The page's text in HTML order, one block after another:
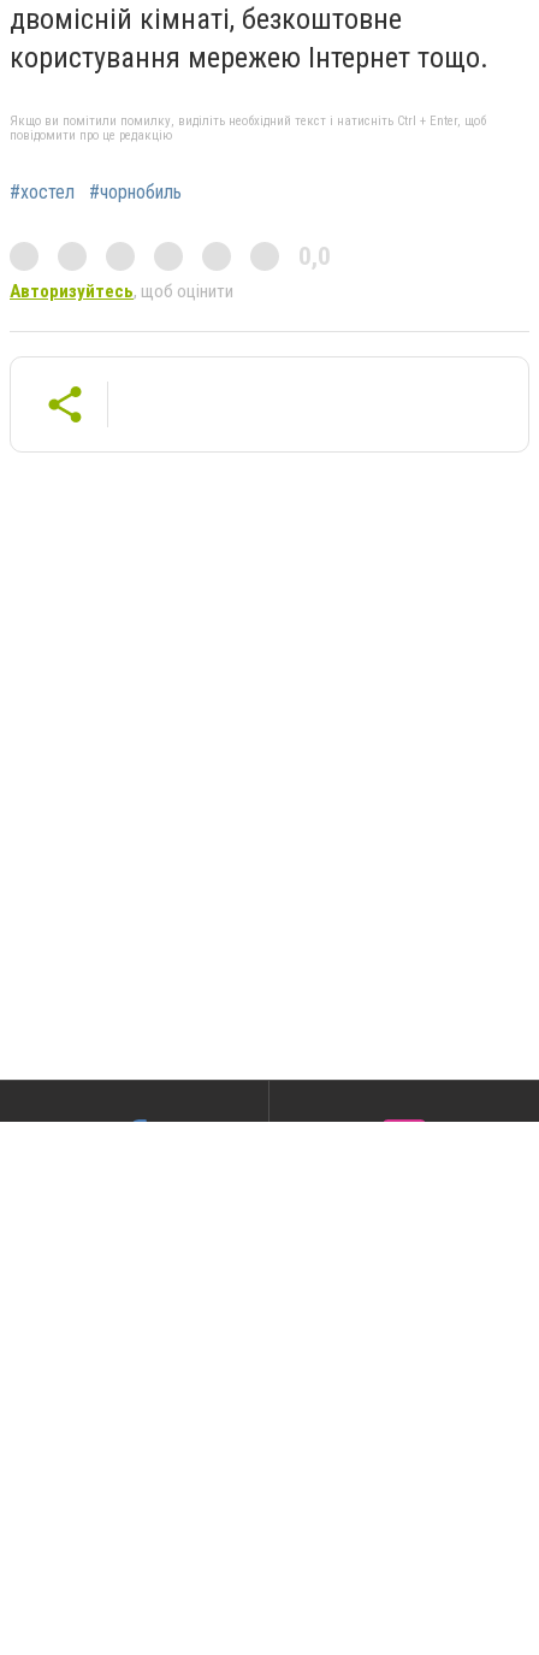
двомісній кімнаті, безкоштовне
користування мережею Інтернет тощо.
Якщо ви помітили помилку, виділіть необхідний текст і натисніть Ctrl + Enter, щоб
повідомити про це редакцію
#хостел #чорнобиль
0,0
Авторизуйтесь, щоб оцінити